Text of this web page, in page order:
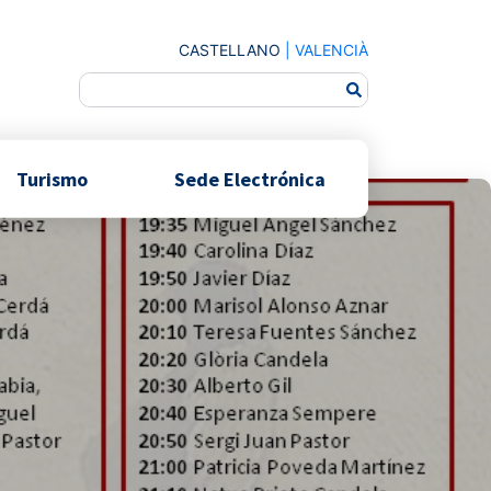
CASTELLANO VALENCIÀ
Turismo Sede Electrónica